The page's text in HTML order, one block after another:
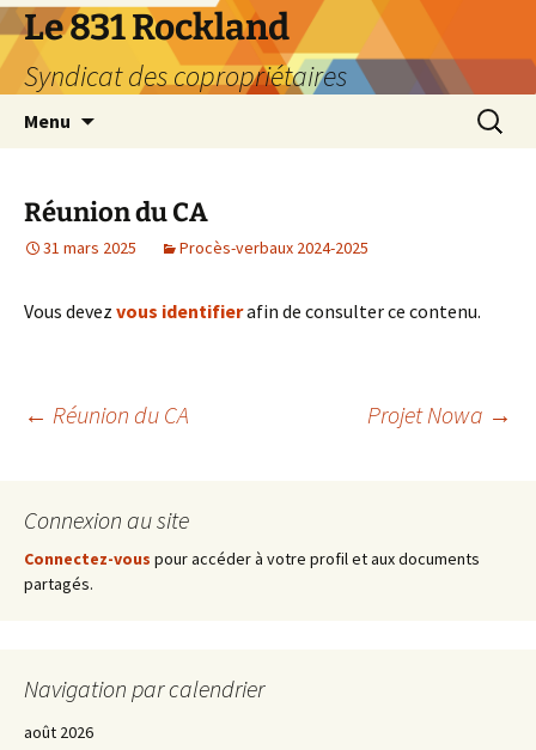
Aller
au
contenu
Le 831 Rockland
Syndicat des copropriétaires
Menu
Réunion du CA
31 mars 2025 Procès-verbaux 2024-2025
Vous devez vous identifierafin de consulter ce contenu.
Navigation
des
articles
← Réunion du CA Projet Nowa →
Connexion au site
Connectez-vous pour accéder à votre profil et aux documents
partagés.
Navigation par calendrier
août 2026